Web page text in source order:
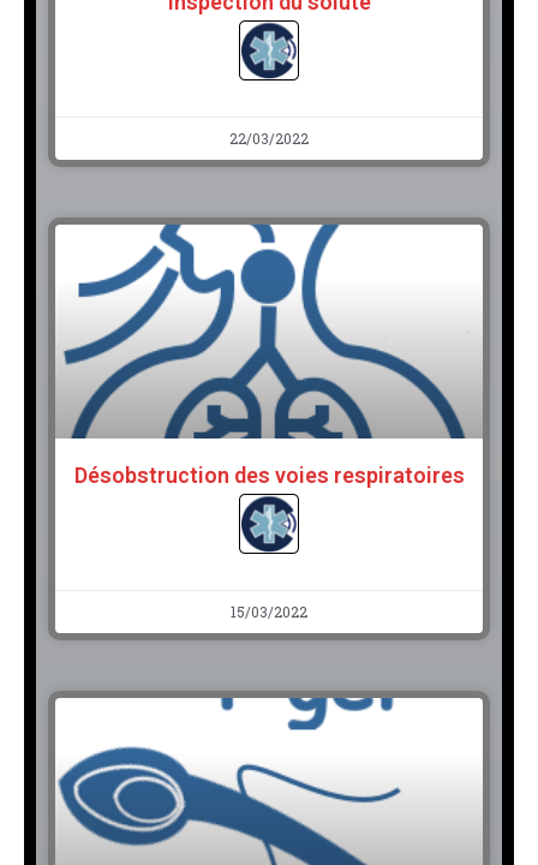
22/03/2022
Désobstruction des voies respiratoires
15/03/2022